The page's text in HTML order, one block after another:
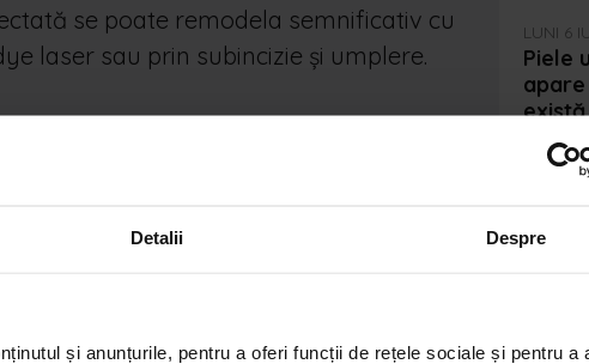
Detalii Despre
și anunțurile, pentru a oferi funcții de rețele sociale și pentru a
se poate remodela semnificativ cu
laser sau prin subincizie și umplere.
mai noi informații, servicii și oferte!
LUNI 6
Piele
există
VEZI